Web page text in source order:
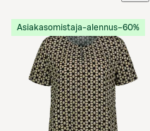
Asiakasomistaja-alennus−60%